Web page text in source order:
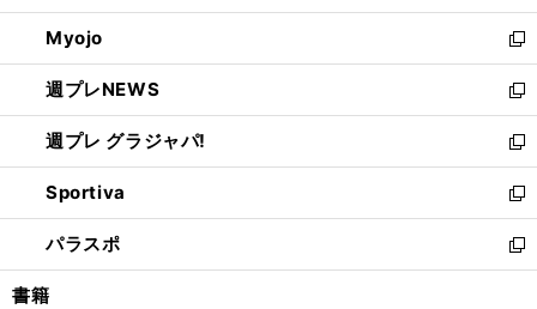
開
く
ウ
で
開
く
ン
ド
ウ
で
開
く
ウ
ィ
ン
ド
ウ
で
開
く
Myojo
新
し
い
ウ
ィ
ン
ド
ウ
で
開
週プレNEWS
新
し
い
ウ
ィ
ン
ド
ウ
週プレ グラジャパ!
新
し
い
ウ
ィ
ン
Sportiva
新
し
い
ウ
パラスポ
新
し
書籍